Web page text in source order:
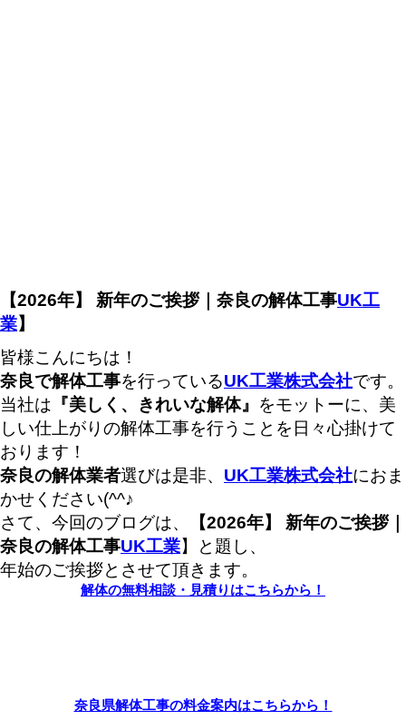
【2026年】 新年のご挨拶｜奈良の解体工事UK工
業】
皆様こんにちは！
奈良で解体工事を行っているUK工業株式会社です。
当社は 『美しく、きれいな解体』 をモットーに、美
しい仕上がりの解体工事を行うことを日々心掛けて
おります！
奈良の解体業者選びは是非、 UK工業株式会社におま
かせください(^^♪
さて、今回のブログは、
【2026年】 新年のご挨拶｜
奈良の解体工事UK工業】と題し、
年始のご挨拶とさせて頂きます。
解体の無料相談・見積りはこちらから！
奈良県解体工事の料金案内はこちらから！